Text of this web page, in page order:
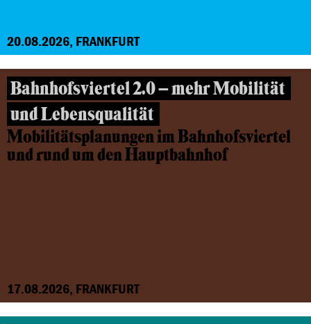
20.08.2026, FRANKFURT
Bahnhofsviertel 2.0 – mehr Mobilität
und Lebensqualität
Mobilitätsplanungen im Bahnhofsviertel
und rund um den Hauptbahnhof
17.08.2026, FRANKFURT